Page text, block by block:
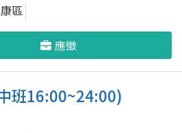
區
應徵
班16:00~24:00)